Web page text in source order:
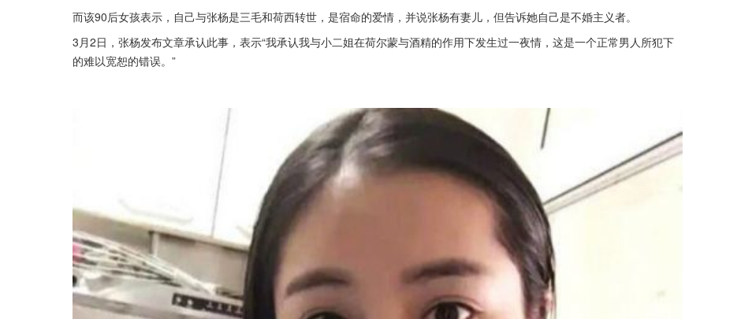
而该90后女孩表示，自己与张杨是三毛和荷西转世，是宿命的爱情，并说张杨有妻儿，但告诉她自己是不婚主义者。
3月2日，张杨发布文章承认此事，表示“我承认我与小二姐在荷尔蒙与酒精的作用下发生过一夜情，这是一个正常男人所犯下
的难以宽恕的错误。”